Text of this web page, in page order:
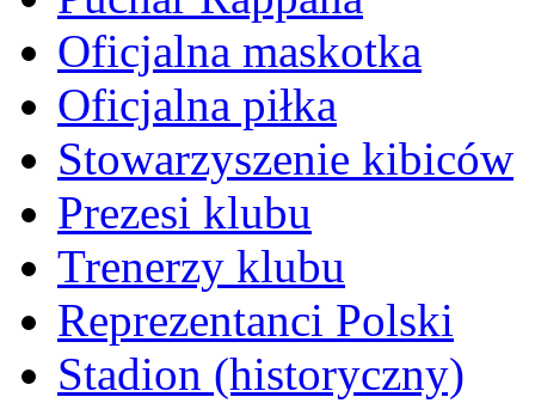
Oficjalna maskotka
Oficjalna piłka
Stowarzyszenie kibiców
Prezesi klubu
Trenerzy klubu
Reprezentanci Polski
Stadion (historyczny)